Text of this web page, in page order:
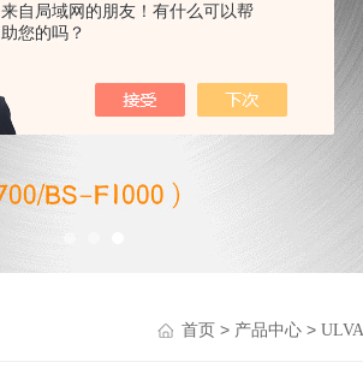
来自局域网的朋友！有什么可以帮
助您的吗？
首页> 产品中心>